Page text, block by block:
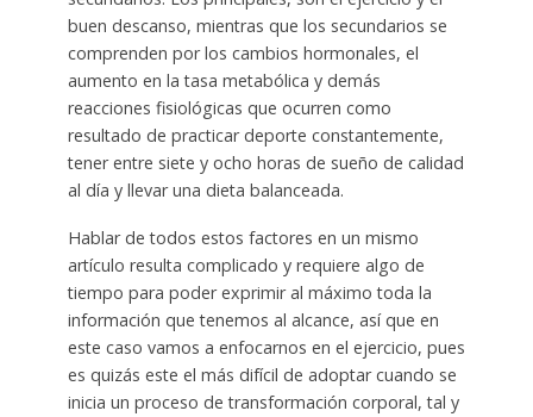
buen descanso, mientras que los secundarios se
comprenden por los cambios hormonales, el
aumento en la tasa metabólica y demás
reacciones fisiológicas que ocurren como
resultado de practicar deporte constantemente,
tener entre siete y ocho horas de sueño de calidad
al día y llevar una dieta balanceada.
Hablar de todos estos factores en un mismo
artículo resulta complicado y requiere algo de
tiempo para poder exprimir al máximo toda la
información que tenemos al alcance, así que en
este caso vamos a enfocarnos en el ejercicio, pues
es quizás este el más difícil de adoptar cuando se
inicia un proceso de transformación corporal, tal y